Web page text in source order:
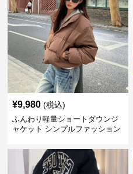
¥9,980 (税込)
ふんわり軽量ショートダウンジ
ャケット シンプルファッション